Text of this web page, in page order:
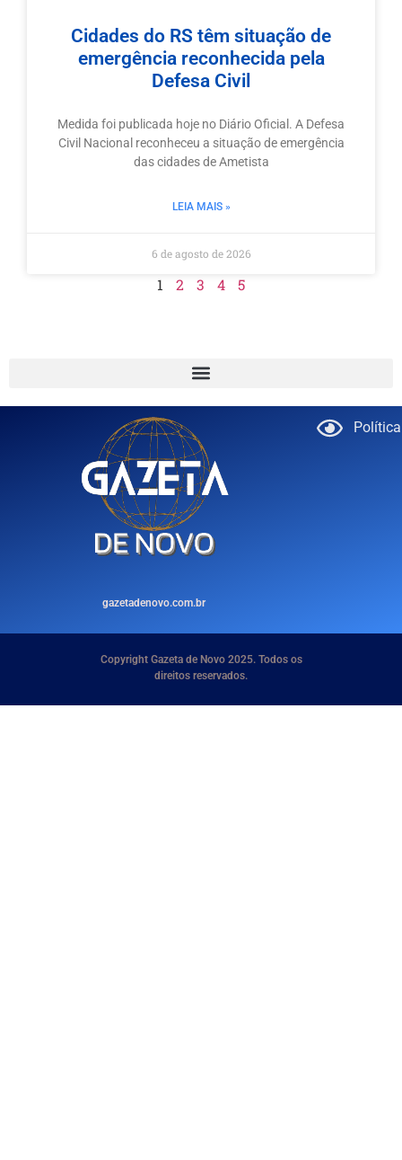
Cidades do RS têm situação de
emergência reconhecida pela
Defesa Civil
Medida foi publicada hoje no Diário Oficial. A Defesa
Civil Nacional reconheceu a situação de emergência
das cidades de Ametista
LEIA MAIS »
6 de agosto de 2026
1 2 3 4 5
gazetadenovo.com.br
Copyright Gazeta de Novo 2025. Todos os
direitos reservados.